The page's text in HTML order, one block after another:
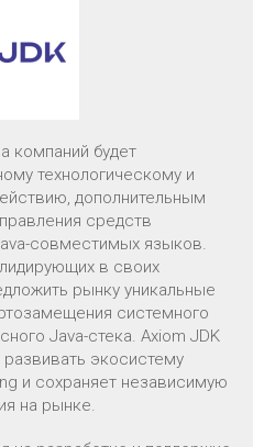
компаний будет
технологическому и
дополнительным
средств
совместимых языков.
в своих
рынку уникальные
системного
Java-стека. Axiom JDK
экосистему
и сохраняет независимую
на рынке.